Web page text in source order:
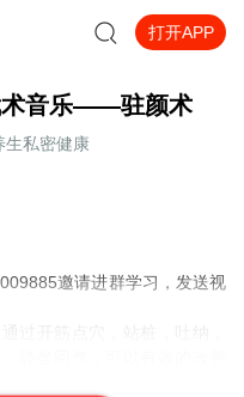
打开APP
术音乐——驻颜术
生私密健康
邀请进群学习，发送视
静坐回气，可以有效的改善